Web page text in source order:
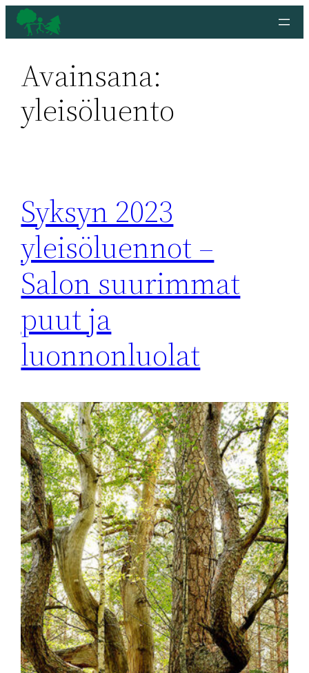
Siirry
sisältöön
Avainsana:
yleisöluento
Syksyn 2023
yleisöluennot –
Salon suurimmat
puut ja
luonnonluolat